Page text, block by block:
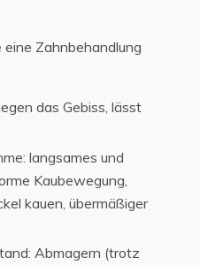
Zahnbehandlung
das Gebiss, lässt
langsames und
Kaubewegung,
kauen, übermäßiger
Abmagern (trotz